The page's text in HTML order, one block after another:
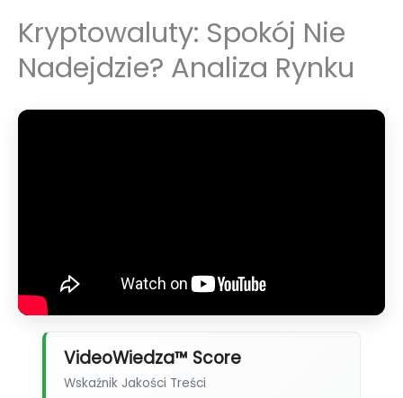
Kryptowaluty: Spokój Nie
Nadejdzie? Analiza Rynku
VideoWiedza™ Score
Wskaźnik Jakości Treści